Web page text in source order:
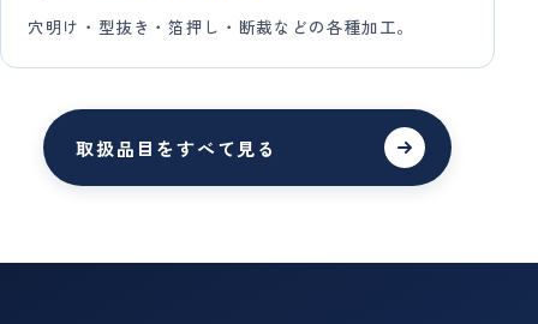
穴明け・型抜き・箔押し・断裁などの各種加工。
取扱品目をすべて見る